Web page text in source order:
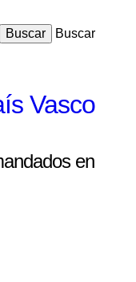
Buscar
Vasco
en